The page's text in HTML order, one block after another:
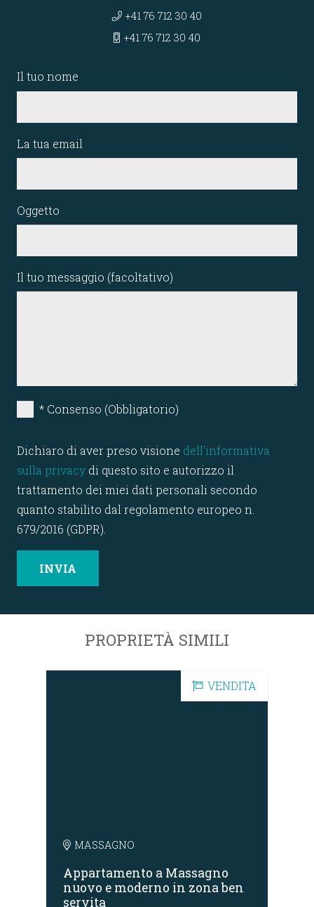
+41 76 712 30 40
+41 76 712 30 40
Il tuo nome
La tua email
Oggetto
Il tuo messaggio (facoltativo)
* Consenso (Obbligatorio)
Dichiaro di aver preso visione dell'informativa
sulla privacy di questo sito e autorizzo il
trattamento dei miei dati personali secondo
quanto stabilito dal regolamento europeo n.
679/2016 (GDPR).
PROPRIETÀ SIMILI
VENDITA
MASSAGNO
Appartamento a Massagno
nuovo e moderno in zona ben
servita